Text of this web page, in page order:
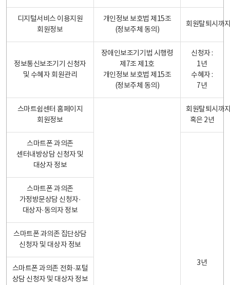
디지털서비스 이용지원
회원정보
개인정보 보호법 제15조
(정보주체 동의)
회원탈퇴시까
정보통신보조기기 신청자
및 수혜자 회원관리
장애인보조기기법 시행령
제7조 제1호
개인정보 보호법 제15조
(정보주체 동의)
신청자 :
1년
수혜자 :
7년
스마트쉼센터 홈페이지
회원정보
회원탈퇴시까
혹은 2년
스마트폰 과의존
센터내방상담 신청자 및
대상자 정보
3년
스마트폰 과의존
가정방문상담 신청자·
대상자·동의자 정보
스마트폰 과의존 집단상담
신청자 및 대상자 정보
스마트폰 과의존 전화·포털
상담 신청자 및 대상자 정보